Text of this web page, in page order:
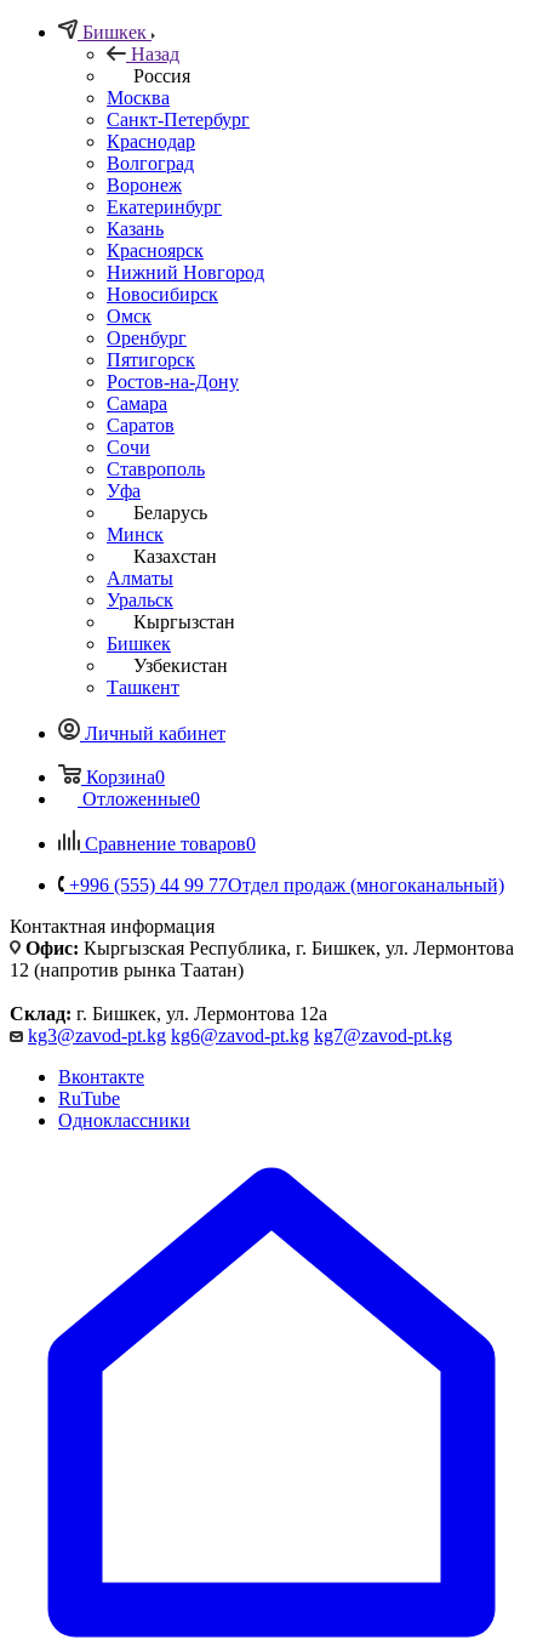
Бишкек
Назад
Россия
Москва
Санкт-Петербург
Краснодар
Волгоград
Воронеж
Екатеринбург
Казань
Красноярск
Нижний Новгород
Новосибирск
Омск
Оренбург
Пятигорск
Ростов-на-Дону
Самара
Саратов
Сочи
Ставрополь
Уфа
Беларусь
Минск
Казахстан
Алматы
Уральск
Кыргызстан
Бишкек
Узбекистан
Ташкент
Личный кабинет
Корзина0
Отложенные0
Сравнение товаров0
+996 (555) 44 99 77Отдел продаж (многоканальный)
Контактная информация
Офис: Кыргызская Республика, г. Бишкек, ул. Лермонтова
12 (напротив рынка Таатан)
Склад: г. Бишкек, ул. Лермонтова 12а
kg3@zavod-pt.kg kg6@zavod-pt.kg kg7@zavod-pt.kg
Вконтакте
RuTube
Одноклассники